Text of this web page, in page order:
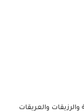
والعريقات